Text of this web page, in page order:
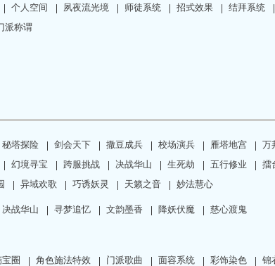
个人空间 夙夜流光境 师徒系统 招式效果 结拜系统
派称谓
秘塔探险 剑会天下 撒豆成兵 校场演兵 雁塔地宫 万
幻境寻宝 跨服挑战 决战华山 生死劫 五行修业 擂
异域欢歌 巧诱妖灵 天籁之音 妙法慧心
决战华山 寻梦追忆 文韵墨香 降妖伏魔 慈心渡鬼
圈 角色施法特效 门派歌曲 面容系统 彩饰染色 锦